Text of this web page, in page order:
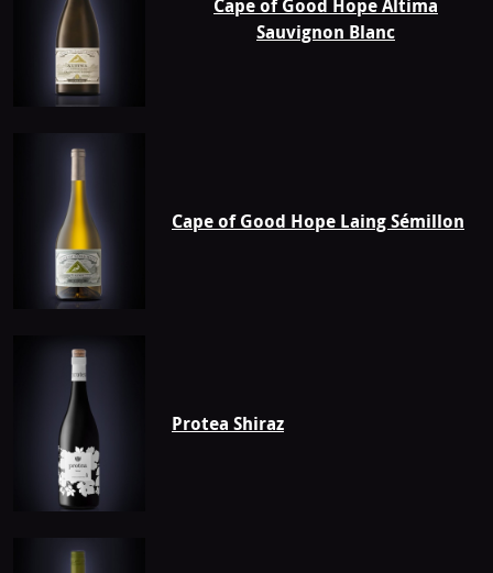
Rupert
Cape of Good Hope Altima
Sauvignon Blanc
Cape of Good Hope Laing Sémillon
Protea Shiraz